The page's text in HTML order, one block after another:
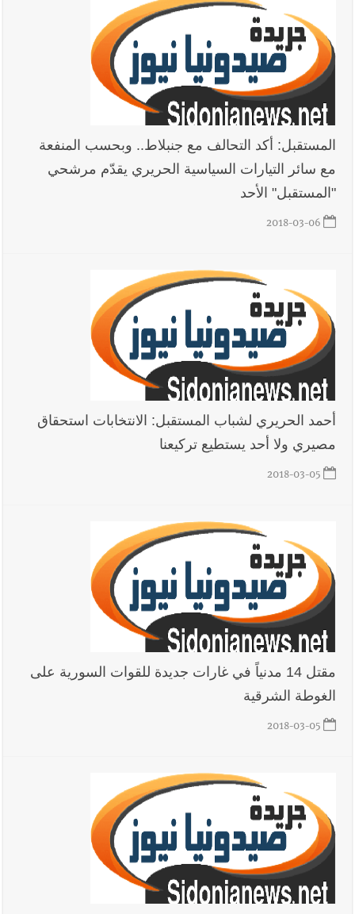
تقسيط المفعول الرجعي
أخبار لبنان خلفيات توقيف السفير الفلسطيني السابق أشرف دبور:
تداخل السياسة بالقضاء ولبنان قد يسلّمه إلى السلطة
حراك ديبلوماسي للتجديد لـ اليونيفيل .. مسؤول غربي
يُحذّر من الفراغ !
المستقبل: أكد التحالف مع جنبلاط.. وبحسب المنفعة
مع سائر التيارات السياسية الحريري يقدّم مرشحي
"المستقبل" الأحد
2018-03-06
أحمد الحريري لشباب المستقبل: الانتخابات استحقاق
مصيري ولا أحد يستطيع تركيعنا
2018-03-05
مقتل 14 مدنياً في غارات جديدة للقوات السورية على
الغوطة الشرقية
2018-03-05